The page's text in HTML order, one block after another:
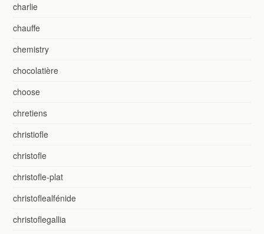
charlie
chauffe
chemistry
chocolatière
choose
chretiens
christiofle
christofle
christofle-plat
christoflealfénide
christoflegallia